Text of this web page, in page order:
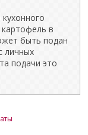
в
быть подан
личных
подачи это